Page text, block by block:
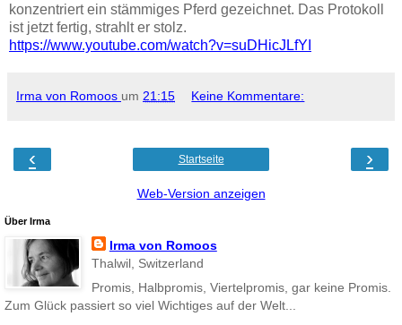
konzentriert ein stämmiges Pferd gezeichnet. Das Protokoll
ist jetzt fertig, strahlt er stolz.
https://www.youtube.com/watch?v=suDHicJLfYI
Irma von Romoos um 21:15 Keine Kommentare:
‹ ›
Startseite
Web-Version anzeigen
Über Irma
Irma von Romoos
Thalwil, Switzerland
Promis, Halbpromis, Viertelpromis, gar keine Promis.
Zum Glück passiert so viel Wichtiges auf der Welt...